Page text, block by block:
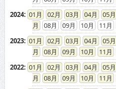
2024: 01 02 03 04 05
08
09 10 11
2023: 01 02 03 04 05
08
09 10 11
2022: 01 02 03 04 05
08
09 10 11